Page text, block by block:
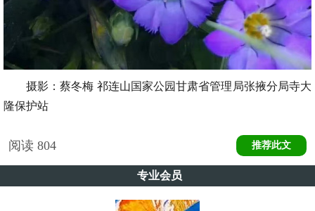
摄影：蔡冬梅 祁连山国家公园甘肃省管理局张掖分局寺大
隆保护站
阅读 804 推荐此文
专业会员